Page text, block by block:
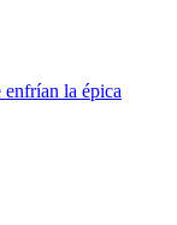
enfrían la épica